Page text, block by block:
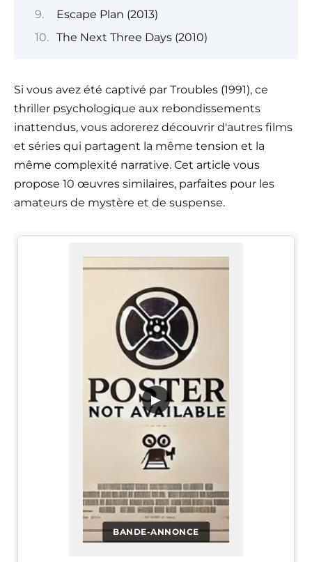
Escape Plan (2013)
The Next Three Days (2010)
Si vous avez été captivé par Troubles (1991), ce
thriller psychologique aux rebondissements
inattendus, vous adorerez découvrir d'autres films
et séries qui partagent la même tension et la
même complexité narrative. Cet article vous
propose 10 œuvres similaires, parfaites pour les
amateurs de mystère et de suspense.
BANDE-ANNONCE
▶